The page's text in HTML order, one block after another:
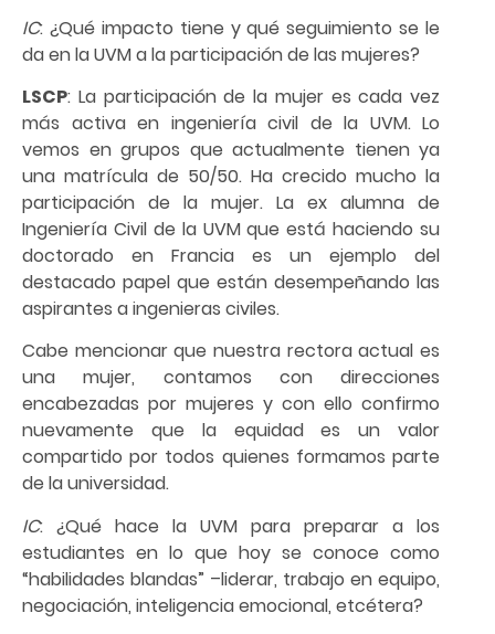
IC: ¿Qué impacto tiene y qué seguimiento se le
da en la UVM a la participación de las mujeres?
LSCP: La participación de la mujer es cada vez
más activa en ingeniería civil de la UVM. Lo
vemos en grupos que actualmente tienen ya
una matrícula de 50/50. Ha crecido mucho la
participación de la mujer. La ex alumna de
Ingeniería Civil de la UVM que está haciendo su
doctorado en Francia es un ejemplo del
destacado papel que están desempeñando las
aspirantes a ingenieras civiles.
Cabe mencionar que nuestra rectora actual es
una mujer, contamos con direcciones
encabezadas por mujeres y con ello confirmo
nuevamente que la equidad es un valor
compartido por todos quienes formamos parte
de la universidad.
IC: ¿Qué hace la UVM para preparar a los
estudiantes en lo que hoy se conoce como
“habilidades blandas” –liderar, trabajo en equipo,
negociación, inteligencia emocional, etcétera?